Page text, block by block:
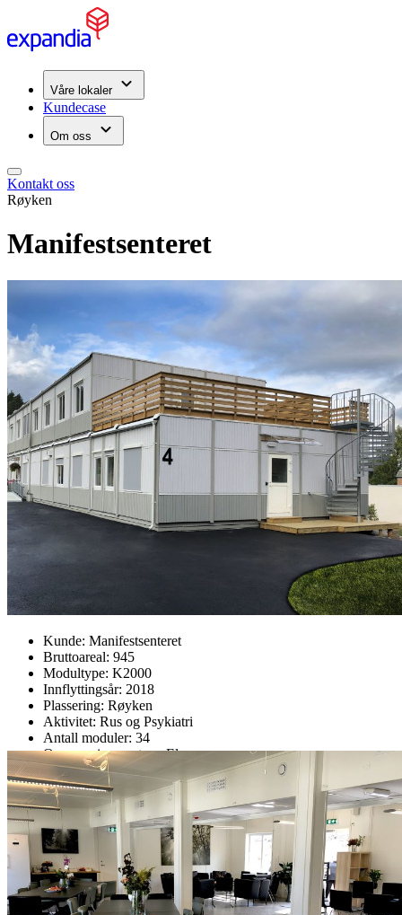
Våre lokaler
Kundecase
Om oss
Kontakt oss
Røyken
Manifestsenteret
Kunde: Manifestsenteret
Bruttoareal: 945
Modultype: K2000
Innflyttingsår: 2018
Plassering: Røyken
Aktivitet: Rus og Psykiatri
Antall moduler: 34
Oppvarmingssystem:El
Plantegning